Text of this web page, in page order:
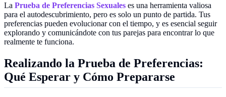
La Prueba de Preferencias Sexuales es una herramienta valiosa
para el autodescubrimiento, pero es solo un punto de partida. Tus
preferencias pueden evolucionar con el tiempo, y es esencial seguir
explorando y comunicándote con tus parejas para encontrar lo que
realmente te funciona.
Realizando la Prueba de Preferencias:
Qué Esperar y Cómo Prepararse